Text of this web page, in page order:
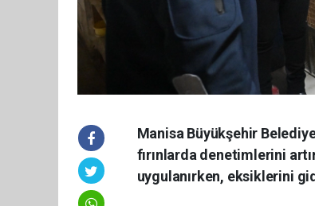
Manisa Büyükşehir
fırınlarda denetimlerini
uygulanırken, eksiklerini